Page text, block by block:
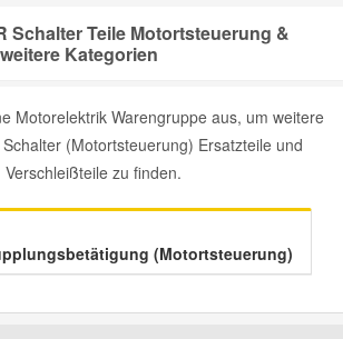
Schalter Teile Motortsteuerung &
weitere Kategorien
Motorelektrik Warengruppe aus, um weitere
Schalter (Motortsteuerung) Ersatzteile und
Verschleißteile zu finden.
(Motortsteuerung)